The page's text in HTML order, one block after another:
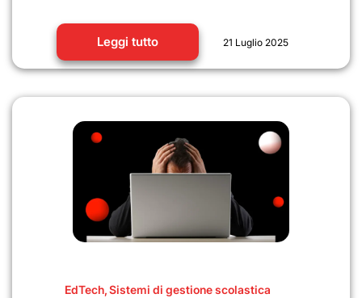
Leggi tutto 21 Luglio 2025
EdTech,Sistemi di gestione scolastica